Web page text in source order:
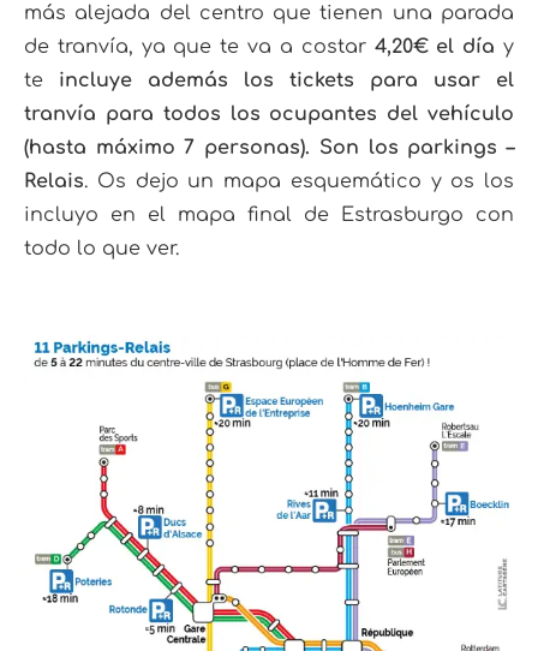
más alejada del centro que tienen una parada
de tranvía, ya que te va a costar 4,20€ el día y
te incluye además los tickets para usar el
tranvía para todos los ocupantes del vehículo
(hasta máximo 7 personas). Son los parkings –
Relais. Os dejo un mapa esquemático y os los
incluyo en el mapa final de Estrasburgo con
todo lo que ver.